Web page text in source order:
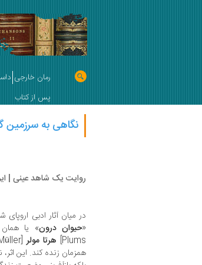
رمان خارجی
پس از کتاب
نگاهی به سرزمین
روایت یک شاهد عینی |
«حیوان درون» یا
Plums] هرتا مولر
همزمان زنده کند. این